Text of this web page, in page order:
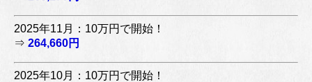
2025年11月：10万円で開始！
⇒ 264,660円
2025年10月：10万円で開始！